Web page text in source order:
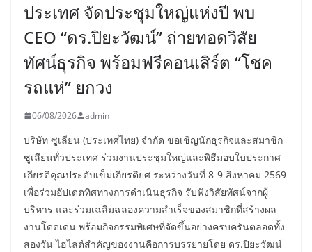
ประเทศ จัดประชุมใหญ่แห่งปี พบ
CEO “ดร.ปิยะวัฒน์” ถ่ายทอดวิสัย
ทัศน์ธุรกิจ พร้อมฟรีคอนเสิร์ต “โชค
รถแห่” ยกวง
06/08/2026 admin
บริษัท ซูเลียน (ประเทศไทย) จำกัด ขอเชิญนักธุรกิจและสมาชิก
ซูเลียนทั่วประเทศ ร่วมงานประชุมใหญ่และพิธีมอบใบประกาศ
เกียรติคุณประดับเข็มเกียรติยศ ระหว่างวันที่ 8-9 สิงหาคม 2569
เพื่อร่วมอัปเดตทิศทางการดำเนินธุรกิจ รับฟังวิสัยทัศน์จากผู้
บริหาร และร่วมเฉลิมฉลองความสำเร็จของสมาชิกที่สร้างผล
งานโดดเด่น พร้อมกิจกรรมพิเศษที่จัดขึ้นอย่างครบครันตลอดทั้ง
สองวัน ไฮไลต์สำคัญของงานคือการบรรยายโดย ดร.ปิยะวัฒน์